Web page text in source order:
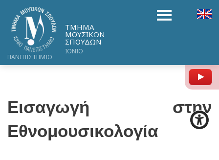
ΤΜΗΜΑ
ΜΟΥΣΙΚΩΝ
ΣΠΟΥΔΩΝ
ΙΟΝΙΟ
ΠΑΝΕΠΙΣΤΗΜΙΟ
Εισαγωγή στην
Εθνομουσικολογία